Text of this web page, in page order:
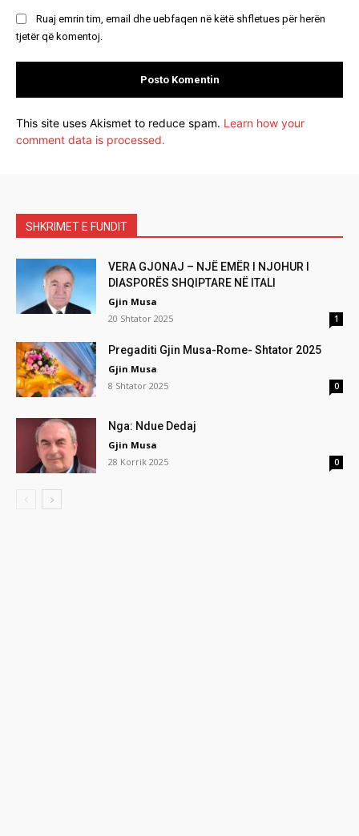
Ruaj emrin tim, email dhe uebfaqen në këtë shfletues për herën
tjetër që komentoj.
This site uses Akismet to reduce spam. Learn how your
comment data is processed.
SHKRIMET E FUNDIT
VERA GJONAJ – NJË EMËR I NJOHUR I
DIASPORËS SHQIPTARE NË ITALI
Gjin Musa
20 Shtator 2025
1
Pregaditi Gjin Musa-Rome- Shtator 2025
Gjin Musa
8 Shtator 2025
0
Nga: Ndue Dedaj
Gjin Musa
28 Korrik 2025
0